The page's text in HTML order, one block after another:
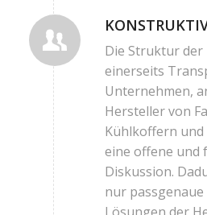
Die Struktur
einerseits
Unternehmen,
Hersteller von
Kühlkoffern
eine offene und
Diskussion.
nur